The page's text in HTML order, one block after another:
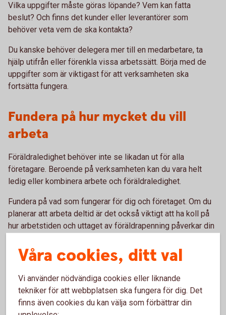
Vilka uppgifter måste göras löpande? Vem kan fatta
beslut? Och finns det kunder eller leverantörer som
behöver veta vem de ska kontakta?
Du kanske behöver delegera mer till en medarbetare, ta
hjälp utifrån eller förenkla vissa arbetssätt. Börja med de
uppgifter som är viktigast för att verksamheten ska
fortsätta fungera.
Fundera på hur mycket du vill
arbeta
Föräldraledighet behöver inte se likadan ut för alla
företagare. Beroende på verksamheten kan du vara helt
ledig eller kombinera arbete och föräldraledighet.
Fundera på vad som fungerar för dig och företaget. Om du
planerar att arbeta deltid är det också viktigt att ha koll på
hur arbetstiden och uttaget av föräldrapenning påverkar din
Aktuella regler och villkor hittar du hos Försäkringskassan.
Gör en plan för det oväntade
Även en genomtänkt plan kan behöva ändras. En viktig kund
Våra cookies, ditt val
Vi använder nödvändiga cookies eller liknande
tekniker för att webbplatsen ska fungera för dig. Det
finns även cookies du kan välja som förbättrar din